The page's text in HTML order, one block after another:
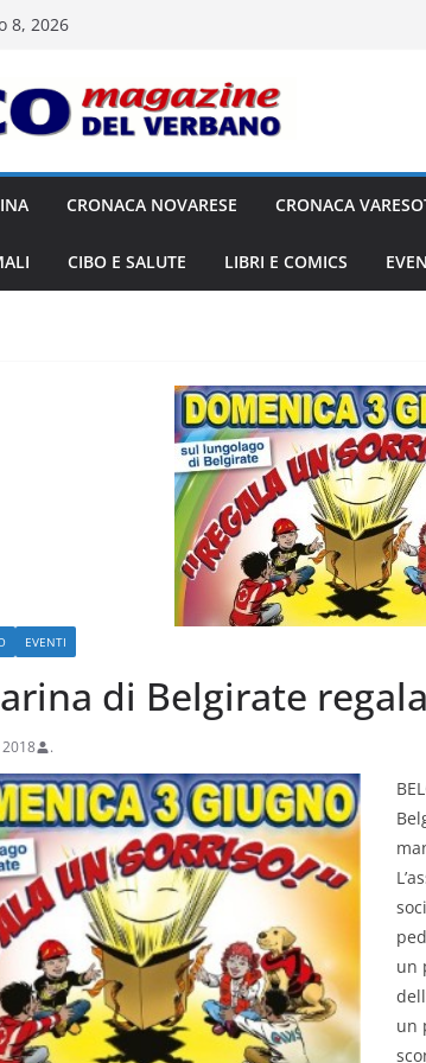
8, 2026
CRONACA NOVARESE CRONACA
CIBO E SALUTE LIBRI E COMICS
EVENTI
di Belgirate
.
un
un
CRONACA VARESOTTO
Stalle roventi, picchi fino
a 39 gradi
28 Luglio 2026 .